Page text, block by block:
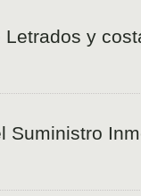
y
Suministro